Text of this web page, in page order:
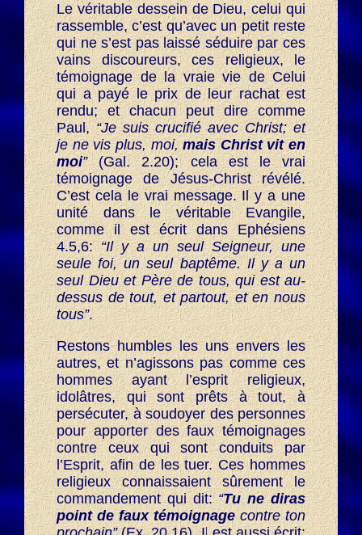
Le véritable dessein de Dieu, celui qui
rassemble, c’est qu’avec un petit reste
qui ne s’est pas laissé séduire par ces
vains discoureurs, ces religieux, le
témoignage de la vraie vie de Celui
qui a payé le prix de leur rachat est
rendu; et chacun peut dire comme
Paul,“Je suis crucifié avec Christ; et
je ne vis plus, moi,mais Christ vit en
moi”(Gal. 2.20); cela est le vrai
témoignage de Jésus-Christ révélé.
C’est cela le vrai message. Il y a une
unité dans le véritable Evangile,
comme il est écrit dans Ephésiens
4.5,6:“Il y a un seul Seigneur, une
seule foi, un seul baptême. Il y a un
seul Dieu et Père de tous, qui est au-
dessus de tout, et partout, et en nous
tous”.
Restons humbles les uns envers les
autres, et n’agissons pas comme ces
hommes ayant l’esprit religieux,
idolâtres, qui sont prêts à tout, à
persécuter, à soudoyer des personnes
pour apporter des faux témoignages
contre ceux qui sont conduits par
l’Esprit, afin de les tuer. Ces hommes
religieux connaissaient sûrement le
commandement qui dit:“Tu ne diras
point de faux témoignagecontre ton